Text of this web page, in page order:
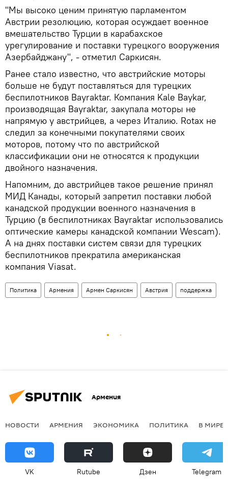
"Мы высоко ценим принятую парламентом
Австрии резолюцию, которая осуждает военное
вмешательство Турции в карабахское
урегулирование и поставки турецкого вооружения
Азербайджану", - отметил Саркисян.
Ранее стало известно, что австрийские моторы
больше не будут поставляться для турецких
беспилотников Bayraktar. Компания Kale Baykar,
производящая Bayraktar, закупала моторы не
напрямую у австрийцев, а через Италию. Rotax не
следил за конечными покупателями своих
моторов, потому что по австрийской
классификации они не относятся к продукции
двойного назначения.
Напомним, до австрийцев такое решение принял
МИД Канады, который запретил поставки любой
канадской продукции военного назначения в
Турцию (в беспилотниках Bayraktar использовались
оптические камеры канадской компании Wescam).
А на днях поставки систем связи для турецких
беспилотников прекратила американская
компания Viasat.
Политика Армения Армен Саркисян Австрия поддержка
Армения
НОВОСТИ АРМЕНИЯ ЭКОНОМИКА ПОЛИТИКА В МИРЕ
VK Rutube Дзен Telegram